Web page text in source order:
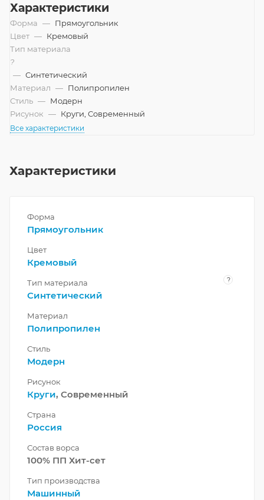
Характеристики
Форма — Прямоугольник
Цвет — Кремовый
Тип материала
?
— Синтетический
Материал — Полипропилен
Стиль — Модерн
Рисунок — Круги, Современный
Все характеристики
Характеристики
Форма
Прямоугольник
Цвет
Кремовый
Тип материала ?
Синтетический
Материал
Полипропилен
Стиль
Модерн
Рисунок
Круги, Современный
Страна
Россия
Состав ворса
100% ПП Хит-сет
Тип производства
Машинный